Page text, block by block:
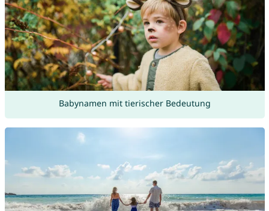
Babynamen mit tierischer Bedeutung